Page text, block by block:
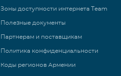
Зоны доступности интернета Team
Полезные документы
Партнерам и поставщикам
Политика конфиденциальности
Коды регионов Армении